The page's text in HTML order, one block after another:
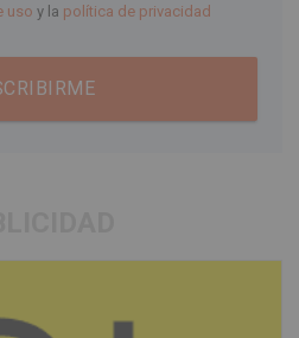
uso y la política de privacidad